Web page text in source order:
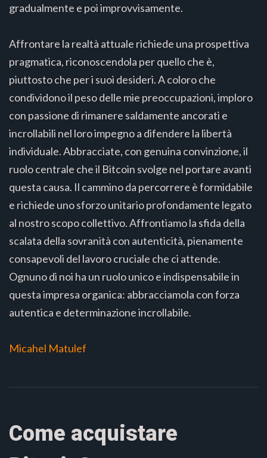
gradualmente e poi improvvisamente.
Affrontare la realtà attuale richiede una prospettiva
pragmatica, riconoscendola per quello che è,
piuttosto che per i suoi desideri. A coloro che
condividono il peso delle mie preoccupazioni, imploro
con passione di rimanere saldamente ancorati e
incrollabili nel loro impegno a difendere la libertà
individuale. Abbracciate, con genuina convinzione, il
ruolo centrale che il Bitcoin svolge nel portare avanti
questa causa. Il cammino da percorrere è formidabile
e richiede uno sforzo unitario profondamente legato
al nostro scopo collettivo. Affrontiamo la sfida della
scalata della sovranità con autenticità, pienamente
consapevoli del lavoro cruciale che ci attende.
Ognuno di noi ha un ruolo unico e indispensabile in
questa impresa organica: abbracciamola con forza
autentica e determinazione incrollabile.
Micahel Matulef
Come acquistare